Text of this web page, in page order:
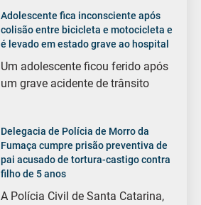
Adolescente fica inconsciente após
colisão entre bicicleta e motocicleta e
é levado em estado grave ao hospital
Um adolescente ficou ferido após
um grave acidente de trânsito
Delegacia de Polícia de Morro da
Fumaça cumpre prisão preventiva de
pai acusado de tortura-castigo contra
filho de 5 anos
A Polícia Civil de Santa Catarina,